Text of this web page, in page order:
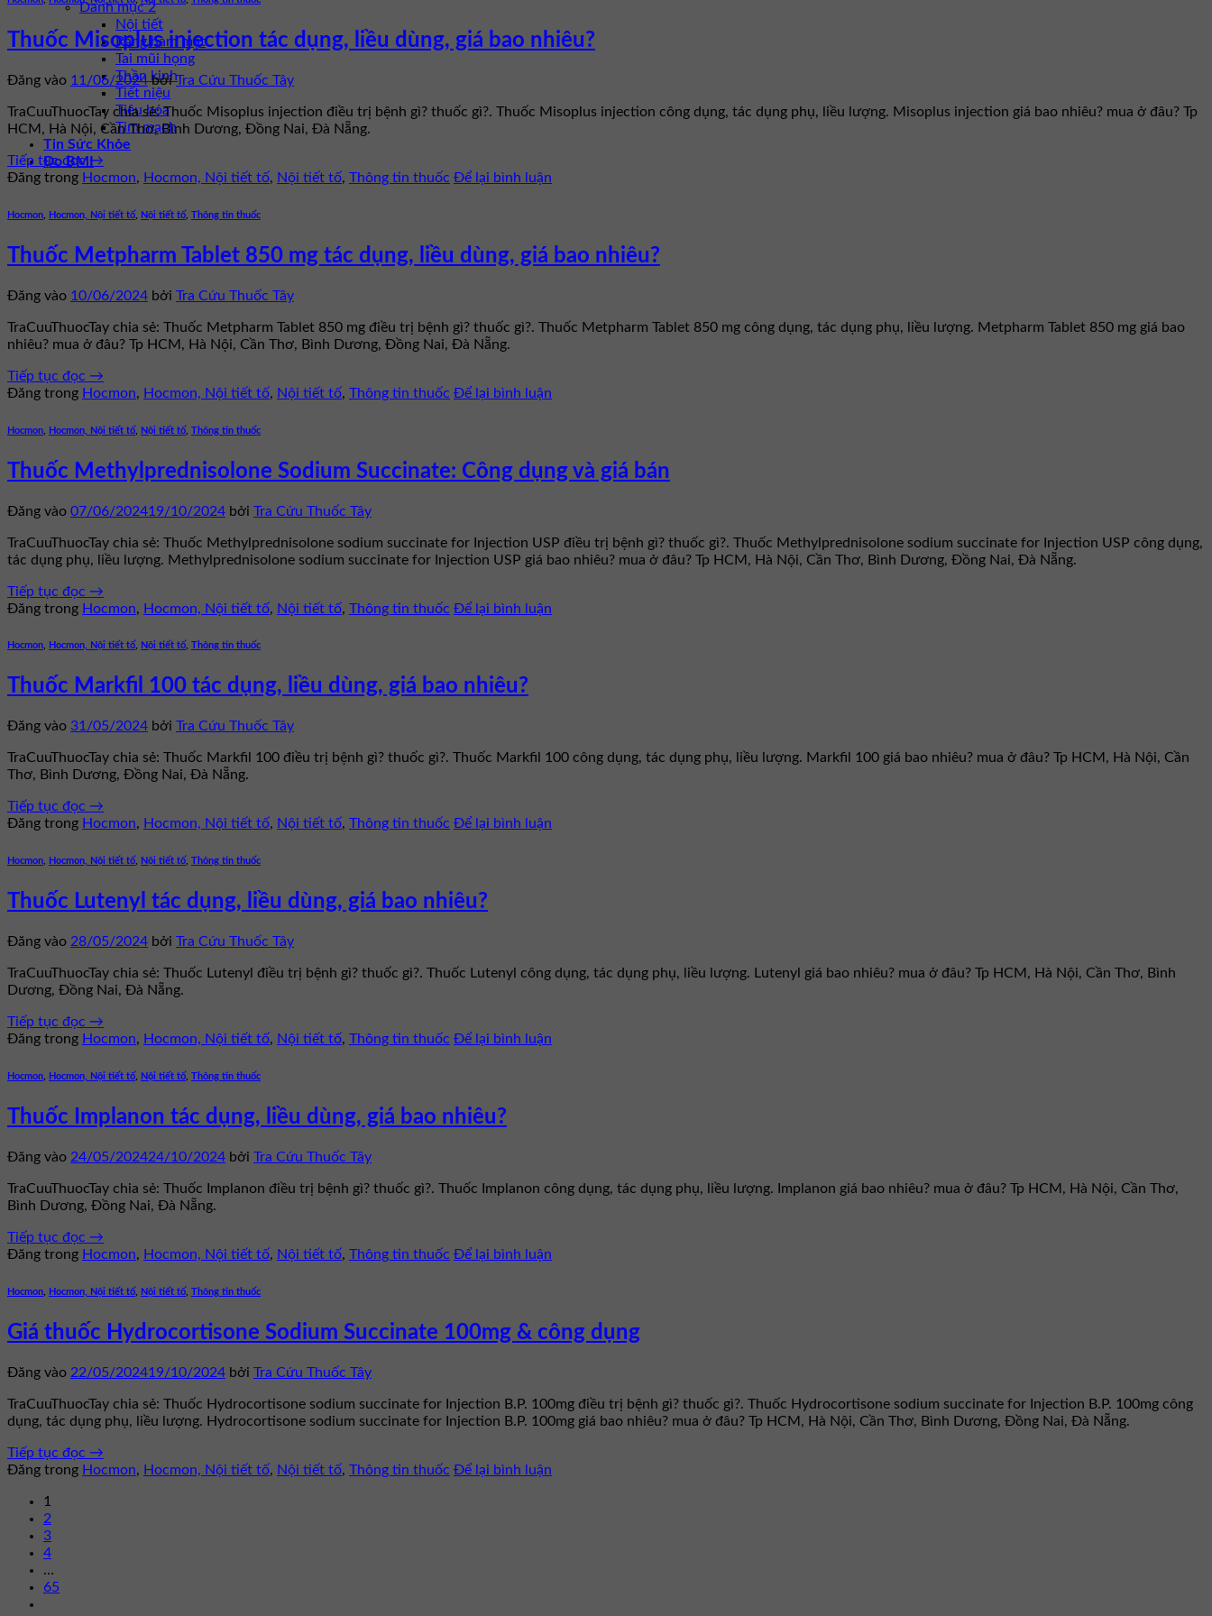
Danh mục 2
Nội tiết
Răng hàm mặt
Tai mũi họng
Thần kinh
Tiết niệu
Tiêu hóa
Tim mạch
Tin Sức Khỏe
Đo BMI
Thuốc Misoplus injection tác dụng, liều dùng, giá bao nhiêu?
Đăng vào 11/06/2024 bởiTra Cứu Thuốc Tây
TraCuuThuocTay chia sẻ: Thuốc Misoplus injection điều trị bệnh gì? thuốc gì?. Thuốc Misoplus injection công dụng, tác dụng phụ, liều lượng. Misoplus injection giá bao nhiêu? mua ở đâu? Tp
HCM, Hà Nội, Cần Thơ, Bình Dương, Đồng Nai, Đà Nẵng.
Tiếp tục đọc→
Đăng trong Hocmon, Hocmon, Nội tiết tố, Nội tiết tố, Thông tin thuốc Để lại bình luận
Hocmon Hocmon, Nội tiết tố Nội tiết tố Thông tin thuốc
Thuốc Metpharm Tablet 850 mg tác dụng, liều dùng, giá bao nhiêu?
Đăng vào 10/06/2024 bởi Tra Cứu Thuốc Tây
TraCuuThuocTay chia sẻ: Thuốc Metpharm Tablet 850 mg điều trị bệnh gì? thuốc gì?. Thuốc Metpharm Tablet 850 mg công dụng, tác dụng phụ, liều lượng. Metpharm Tablet 850 mg giá bao
nhiêu? mua ở đâu? Tp HCM, Hà Nội, Cần Thơ, Bình Dương, Đồng Nai, Đà Nẵng.
Tiếp tục đọc →
Đăng trong Hocmon, Hocmon, Nội tiết tố, Nội tiết tố, Thông tin thuốc Để lại bình luận
Hocmon Hocmon, Nội tiết tố Nội tiết tố Thông tin thuốc
Thuốc Methylprednisolone Sodium Succinate: Công dụng và giá bán
Đăng vào 07/06/202419/10/2024 bởi Tra Cứu Thuốc Tây
TraCuuThuocTay chia sẻ: Thuốc Methylprednisolone sodium succinate for Injection USP điều trị bệnh gì? thuốc gì?. Thuốc Methylprednisolone sodium succinate for Injection USP công dụng,
tác dụng phụ, liều lượng. Methylprednisolone sodium succinate for Injection USP giá bao nhiêu? mua ở đâu? Tp HCM, Hà Nội, Cần Thơ, Bình Dương, Đồng Nai, Đà Nẵng.
Tiếp tục đọc →
Đăng trong Hocmon, Hocmon, Nội tiết tố, Nội tiết tố, Thông tin thuốc Để lại bình luận
Hocmon, Hocmon, Nội tiết tố, Nội tiết tố, Thông tin thuốc
Thuốc Markfil 100 tác dụng, liều dùng, giá bao nhiêu?
Đăng vào 31/05/2024 bởi Tra Cứu Thuốc Tây
TraCuuThuocTay chia sẻ: Thuốc Markfil 100 điều trị bệnh gì? thuốc gì?. Thuốc Markfil 100 công dụng, tác dụng phụ, liều lượng. Markfil 100 giá bao nhiêu? mua ở đâu? Tp HCM, Hà Nội, Cần
Thơ, Bình Dương, Đồng Nai, Đà Nẵng.
Tiếp tục đọc →
Đăng trong Hocmon, Hocmon, Nội tiết tố, Nội tiết tố, Thông tin thuốc Để lại bình luận
Hocmon, Hocmon, Nội tiết tố, Nội tiết tố, Thông tin thuốc
Thuốc Lutenyl tác dụng, liều dùng, giá bao nhiêu?
Đăng vào 28/05/2024 bởi Tra Cứu Thuốc Tây
TraCuuThuocTay chia sẻ: Thuốc Lutenyl điều trị bệnh gì? thuốc gì?. Thuốc Lutenyl công dụng, tác dụng phụ, liều lượng. Lutenyl giá bao nhiêu? mua ở đâu? Tp HCM, Hà Nội, Cần Thơ, Bình
Dương, Đồng Nai, Đà Nẵng.
Tiếp tục đọc →
Đăng trong Hocmon, Hocmon, Nội tiết tố, Nội tiết tố, Thông tin thuốc Để lại bình luận
Hocmon Hocmon, Nội tiết tố Nội tiết tố Thông tin thuốc
Thuốc Implanon tác dụng, liều dùng, giá bao nhiêu?
Đăng vào 24/05/202424/10/2024 bởi Tra Cứu Thuốc Tây
TraCuuThuocTay chia sẻ: Thuốc Implanon điều trị bệnh gì? thuốc gì?. Thuốc Implanon công dụng, tác dụng phụ, liều lượng. Implanon giá bao nhiêu? mua ở đâu? Tp HCM, Hà Nội, Cần Thơ,
Bình Dương, Đồng Nai, Đà Nẵng.
Tiếp tục đọc →
Đăng trong Hocmon, Hocmon, Nội tiết tố, Nội tiết tố, Thông tin thuốc Để lại bình luận
Hocmon Hocmon, Nội tiết tố Nội tiết tố Thông tin thuốc
Giá thuốc Hydrocortisone Sodium Succinate 100mg & công dụng
Đăng vào 22/05/202419/10/2024 bởi Tra Cứu Thuốc Tây
TraCuuThuocTay chia sẻ: Thuốc Hydrocortisone sodium succinate for Injection B.P. 100mg điều trị bệnh gì? thuốc gì?. Thuốc Hydrocortisone sodium succinate for Injection B.P. 100mg công
dụng, tác dụng phụ, liều lượng. Hydrocortisone sodium succinate for Injection B.P. 100mg giá bao nhiêu? mua ở đâu? Tp HCM, Hà Nội, Cần Thơ, Bình Dương, Đồng Nai, Đà Nẵng.
Tiếp tục đọc →
Đăng trong Hocmon, Hocmon, Nội tiết tố, Nội tiết tố, Thông tin thuốc Để lại bình luận
1
2
3
4
…
65